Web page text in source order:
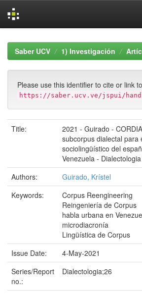
navigationSaber UCV 1) Investigación
Please use this identifier to cite or link
https://saber.ucv.ve/jspui/
Title:
2021 - Guirado -
subcorpus dialectal para
sociolingüístico del
Venezuela -
Authors:
Guirado, Krístel
Keywords:
Corpus Reengineering
Reingeniería de Corpus
habla urbana en
microdiacronía
Lingüística de Corpus
Issue Date:
4-May-2021
Series/Report
no.:
Dialectologia;26